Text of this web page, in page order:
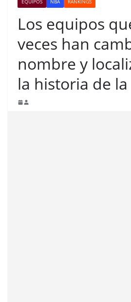
Los equipos
veces han
nombre y
la historia de la